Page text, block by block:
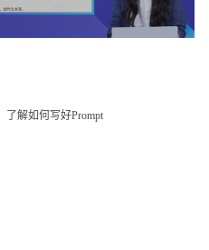
了解如何写好Prompt